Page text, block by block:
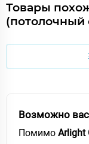
Товары
(потолочный
Возможно вас
Помимо Arlight